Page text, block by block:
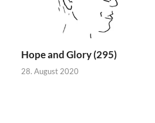
Hope and Glory (295)
28. August 2020